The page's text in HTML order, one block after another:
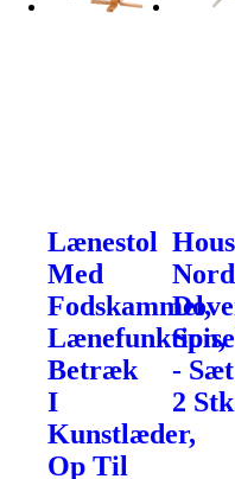
Lænestol
Med
Fodskammel,
Lænefunktion,
Betræk
I
Kunstlæder,
Op Til
-
2